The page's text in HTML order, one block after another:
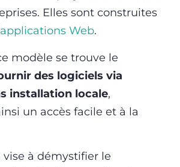
Elles sont construites
applications Web.
modèle se trouve le
des logiciels via
installation locale,
un accès facile et à la
vise à démystifier le